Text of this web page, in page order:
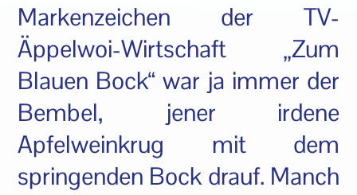
Markenzeichen der TV-
Äppelwoi-Wirtschaft „Zum
Blauen Bock“ war ja immer der
Bembel, jener irdene
Apfelweinkrug mit dem
springenden Bock drauf. Manch